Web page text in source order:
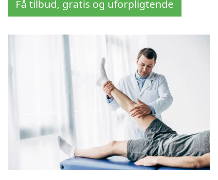
Få tilbud, gratis og uforpligtende